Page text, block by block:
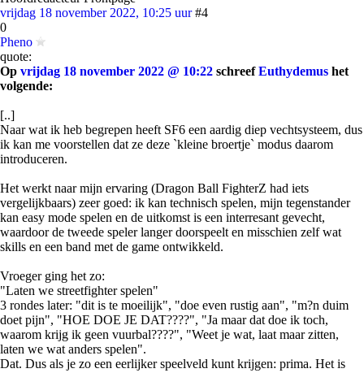
vrijdag 18 november 2022, 10:25 uur #4
0
Pheno
quote:
Op vrijdag 18 november 2022 @ 10:22 schreefEuthydemus het
volgende:
[..]
Naar wat ik heb begrepen heeft SF6 een aardig diep vechtsysteem, dus
ik kan me voorstellen dat ze deze `kleine broertje` modus daarom
introduceren.
Het werkt naar mijn ervaring (Dragon Ball FighterZ had iets
vergelijkbaars) zeer goed: ik kan technisch spelen, mijn tegenstander
kan easy mode spelen en de uitkomst is een interresant gevecht,
waardoor de tweede speler langer doorspeelt en misschien zelf wat
skills en een band met de game ontwikkeld.
Vroeger ging het zo:
"Laten we streetfighter spelen"
3 rondes later: "dit is te moeilijk", "doe even rustig aan", "m?n duim
doet pijn", "HOE DOE JE DAT????", "Ja maar dat doe ik toch,
waarom krijg ik geen vuurbal????", "Weet je wat, laat maar zitten,
laten we wat anders spelen".
Dat. Dus als je zo een eerlijker speelveld kunt krijgen: prima. Het is